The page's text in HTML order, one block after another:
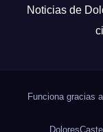
Noticias de
Funciona gracias
Dolores